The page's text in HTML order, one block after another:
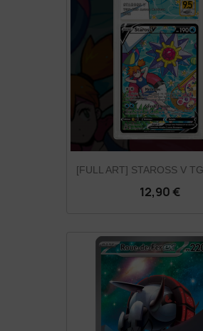
[FULL ART] STAROSS V
12,90 €